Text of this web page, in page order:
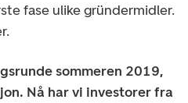
fase ulike gründermidler.
sommeren 2019,
Nå har vi investorer fra